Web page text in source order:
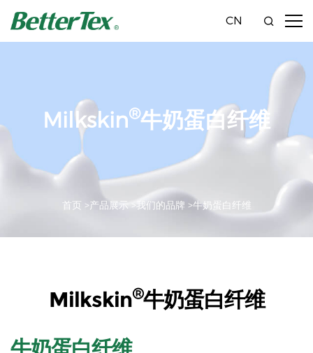
CN
Milkskin®牛奶蛋白纤维
首页 >产品展示 >我们的品牌 >牛奶蛋白纤维
Milkskin®牛奶蛋白纤维